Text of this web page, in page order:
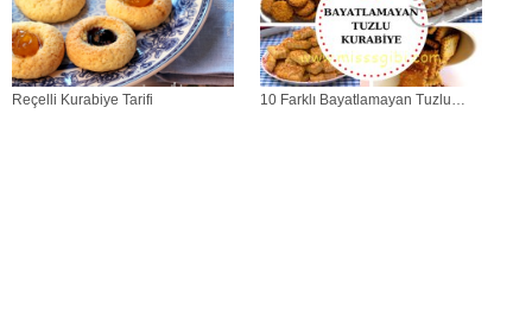
Reçelli Kurabiye Tarifi
10 Farklı Bayatlamayan Tuzlu